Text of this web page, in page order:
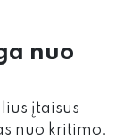
nuo
įtaisus
nuo kritimo.